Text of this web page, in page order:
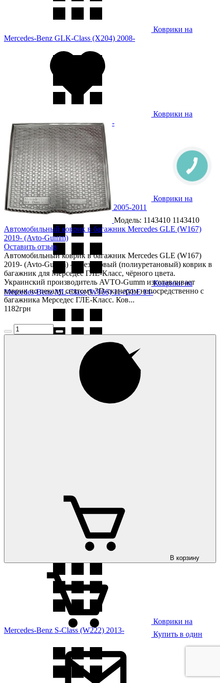
Коврики на
Mercedes-Benz GLK-Class (X204) 2008-
Коврики на
Mercedes-Benz GLS (X167) 2019-
Коврики на
Mercedes-Benz ML-Class (W164) 2005-2011
Коврики на
Mercedes-Benz ML-Class (W166) 11-/GLE 14-
Mercedes-Benz S-Class (W140) 1991-1998
Mercedes-Benz S-Class (W221) 2006-2013
Коврики на
Mercedes-Benz S-Class (W222) 2013-
Модель: 1143410 1143410
Автомобильный коврик в багажник Mercedes GLE (W167)
2019- (Avto-Gumm)
Оставить отзыв
Автомобильный коврик в багажник Mercedes GLE (W167)
2019- (Avto-Gumm) — резиновый (полиуретановый) коврик в
багажник для Мерседес ГЛЕ-Класс, чёрного цвета.
Украинский производитель AVTO-Gumm изготавливает
коврик по лекалу, снятому 3D-сканером непосредственно с
багажника Мерседес ГЛЕ-Класс. Ков...
1182грн
В корзину
Купить в один